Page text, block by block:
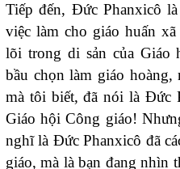
Tiếp đến, Đức Phanxicô
việc làm cho giáo huấn
lõi trong di sản của
bầu chọn làm giáo
mà tôi biết, đã nói là Đức
Giáo hội Công giáo!
nghĩ là Đức Phanxicô đã
giáo, mà là bạn đang nhìn